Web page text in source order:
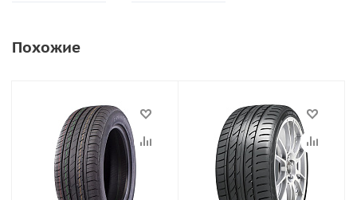
Похожие